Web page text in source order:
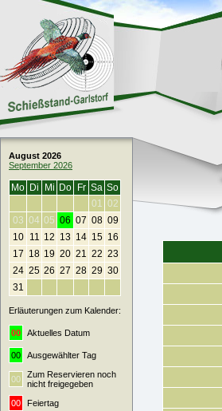
August 2026
September 2026
Mo Di Mi Do Fr Sa So
01 02
03 04 05 06 07 08 09
10
11 12 13 14 15 16
17 18 19 20 21 22 23
24 25 26 27 28 29 30
31
Erläuterungen zum Kalender:
00 Aktuelles Datum
00 Ausgewählter Tag
00
Zum Reservieren noch
nicht freigegeben
00
Feiertag